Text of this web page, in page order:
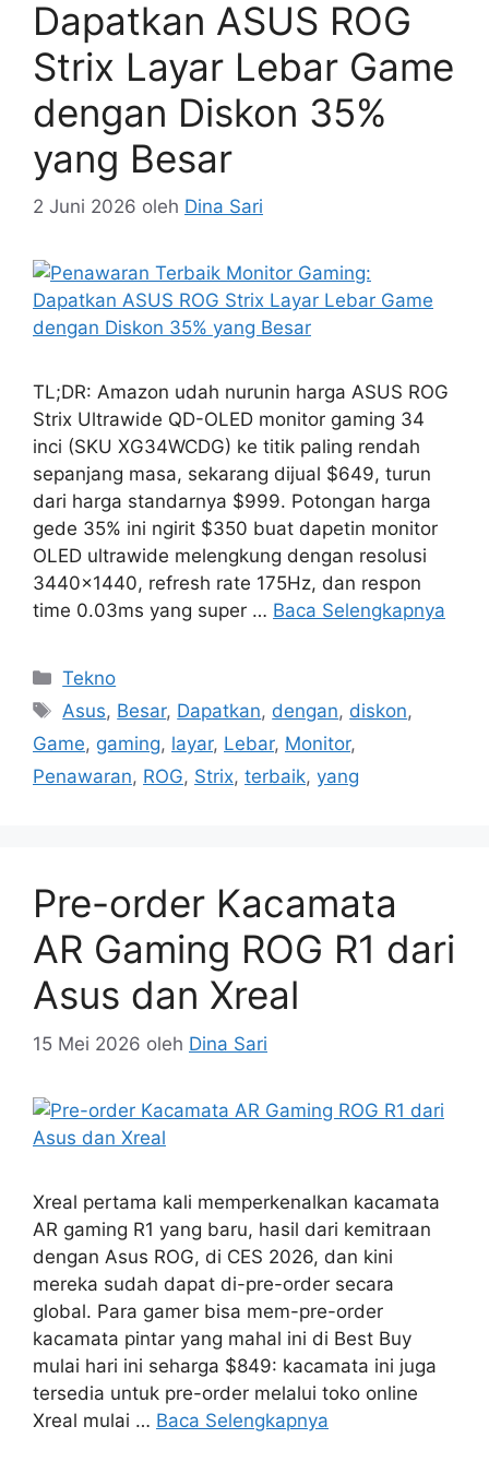
Dapatkan ASUS ROG
Strix Layar Lebar Game
dengan Diskon 35%
yang Besar
2 Juni 2026 oleh Dina Sari
TL;DR: Amazon udah nurunin harga ASUS ROG
Strix Ultrawide QD-OLED monitor gaming 34
inci (SKU XG34WCDG) ke titik paling rendah
sepanjang masa, sekarang dijual $649, turun
dari harga standarnya $999. Potongan harga
gede 35% ini ngirit $350 buat dapetin monitor
OLED ultrawide melengkung dengan resolusi
3440×1440, refresh rate 175Hz, dan respon
time 0.03ms yang super … Baca Selengkapnya
Kategori
Tekno
Tag
Asus, Besar, Dapatkan, dengan, diskon,
Game, gaming, layar, Lebar, Monitor,
Penawaran, ROG, Strix, terbaik, yang
Pre-order Kacamata
AR Gaming ROG R1 dari
Asus dan Xreal
15 Mei 2026 oleh Dina Sari
Xreal pertama kali memperkenalkan kacamata
AR gaming R1 yang baru, hasil dari kemitraan
dengan Asus ROG, di CES 2026, dan kini
mereka sudah dapat di-pre-order secara
global. Para gamer bisa mem-pre-order
kacamata pintar yang mahal ini di Best Buy
mulai hari ini seharga $849: kacamata ini juga
tersedia untuk pre-order melalui toko online
Xreal mulai … Baca Selengkapnya